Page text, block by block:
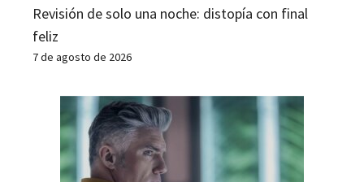
Revisión de solo una noche: distopía con final
feliz
7 de agosto de 2026